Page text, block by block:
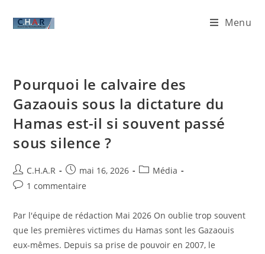
Menu
Pourquoi le calvaire des
Gazaouis sous la dictature du
Hamas est-il si souvent passé
sous silence ?
C.H.A.R mai 16, 2026
Média
1 commentaire
​Par l'équipe de rédaction Mai 2026 ​On oublie trop souvent
que les premières victimes du Hamas sont les Gazaouis
eux-mêmes. Depuis sa prise de pouvoir en 2007, le